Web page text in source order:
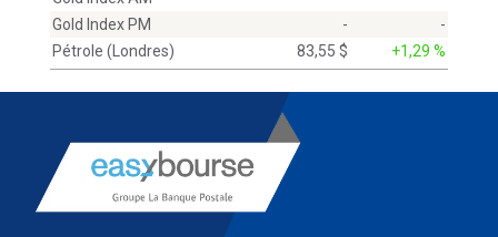
Gold Index PM
-
-
Pétrole (Londres)
83,55 $ +1,29 %